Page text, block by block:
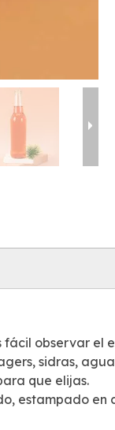
observar el
sidras,
que elijas.
estampado